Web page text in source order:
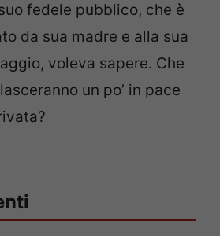
fedele pubblico, che è
da sua madre e alla sua
voleva sapere. Che
un po’ in pace